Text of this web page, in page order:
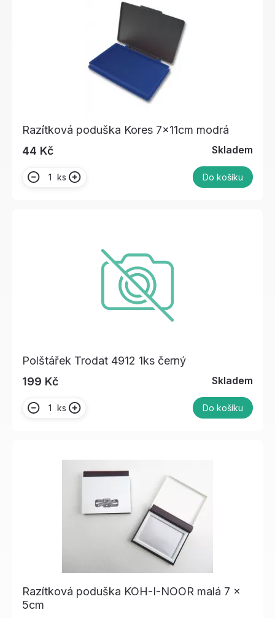
Razítková poduška Kores 7x11cm modrá
44 Kč
Skladem
ks Do košíku
Polštářek Trodat 4912 1ks černý
199 Kč
Skladem
ks Do košíku
Razítková poduška KOH-I-NOOR malá 7 x
5cm